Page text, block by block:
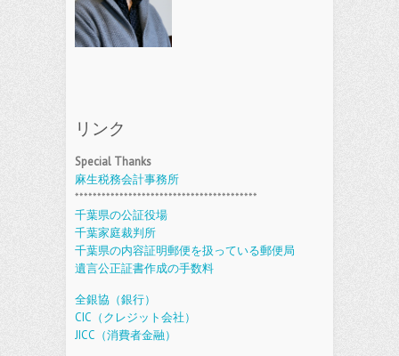
リンク
Special Thanks
麻生税務会計事務所
*****************************************
千葉県の公証役場
千葉家庭裁判所
千葉県の内容証明郵便を扱っている郵便局
遺言公正証書作成の手数料
全銀協（銀行）
CIC（クレジット会社）
JICC（消費者金融）